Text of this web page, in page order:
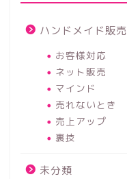
ハンドメイド販売
お客様対応
ネット販売
マインド
売れないとき
売上アップ
裏技
未分類